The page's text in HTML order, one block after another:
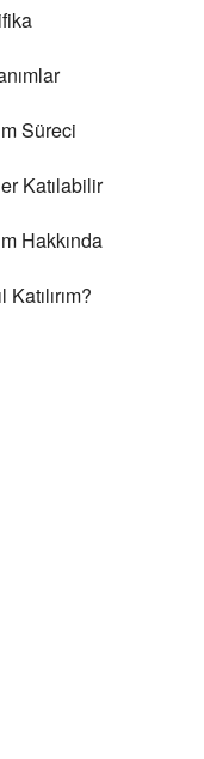
Süreci
Katılabilir
Hakkında
Katılırım?